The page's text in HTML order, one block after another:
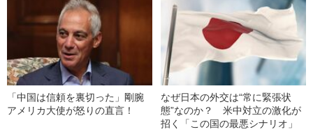
「中国は信頼を裏切った」剛腕
アメリカ大使が怒りの直言！
なぜ日本の外交は“常に緊張状
態”なのか？ 米中対立の激化が
招く「この国の最悪シナリオ」